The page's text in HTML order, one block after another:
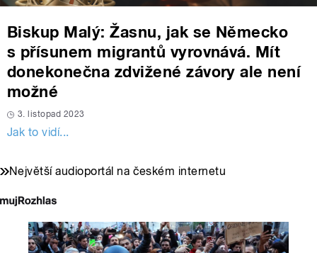
Biskup Malý: Žasnu, jak se Německo
s přísunem migrantů vyrovnává. Mít
donekonečna zdvižené závory ale není
možné
3. listopad 2023
Jak to vidí...
Největší audioportál na českém internetu